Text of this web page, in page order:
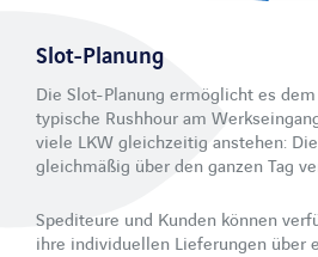
Slot-Planung
Die Slot-Planung ermöglicht es
typische Rushhour am
viele LKW gleichzeitig anstehen:
gleichmäßig über den ganzen Tag
Spediteure und Kunden können
ihre individuellen Lieferungen über